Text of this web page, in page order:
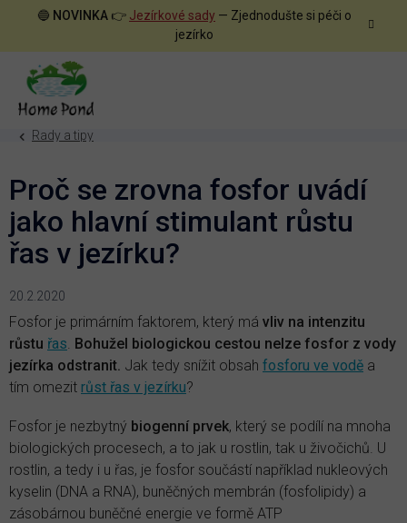
🔵 NOVINKA 👉 Jezírkové sady — Zjednodušte si péči o
jezírko
Rady a tipy
Proč se zrovna fosfor uvádí
jako hlavní stimulant růstu
řas v jezírku?
20.2.2020
Fosfor je primárním faktorem, který má vliv na intenzitu
růstu řas Bohužel biologickou cestou nelze fosfor z vody
jezírka odstranit. Jak tedy snížit obsah fosforu ve vodě a
tím omezit růst řas v jezírku?
Fosfor je nezbytný biogenní prvek, který se podílí na mnoha
biologických procesech, a to jak u rostlin, tak u živočichů. U
rostlin, a tedy i u řas, je fosfor součástí například nukleových
kyselin (DNA a RNA), buněčných membrán (fosfolipidy) a
zásobárnou buněčné energie ve formě ATP